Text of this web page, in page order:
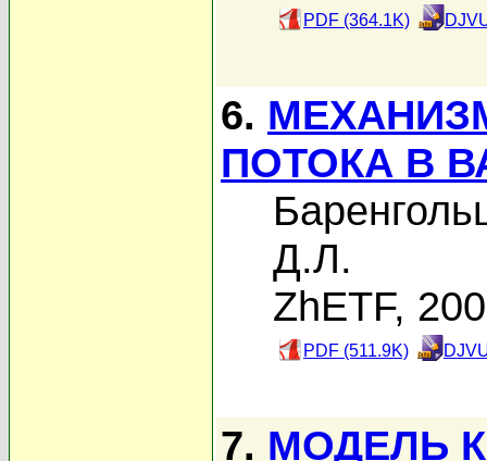
PDF (364.1K)
6.
ПОТОКА В
Д.Л.
ZhETF,
PDF (511.9K)
7. МОДЕЛЬ